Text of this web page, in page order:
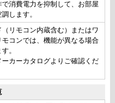
消費電力を抑制して、お部屋
します。
（リモコン内蔵含む）またはワ
モコンでは、機能が異なる場合
。
ーカーカタログよりご確認くだ